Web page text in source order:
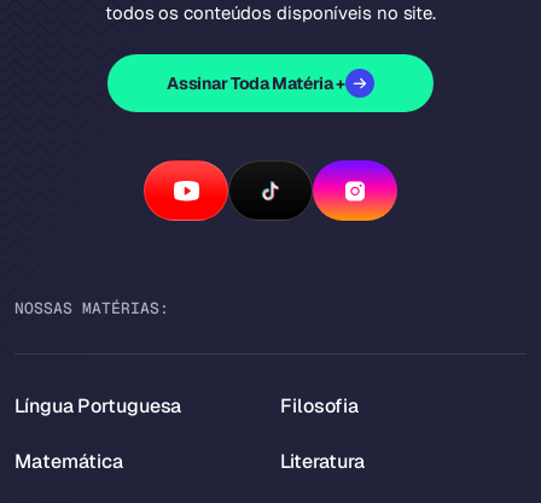
todos os conteúdos disponíveis no site.
Assinar Toda Matéria +
NOSSAS MATÉRIAS:
Língua Portuguesa
Matemática
Filosofia
Literatura